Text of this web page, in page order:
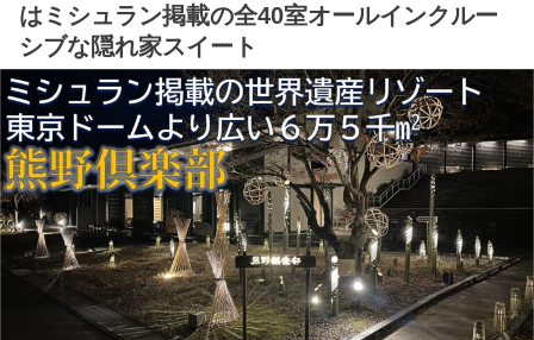
はミシュラン掲載の全40室オールインクルー
シブな隠れ家スイート